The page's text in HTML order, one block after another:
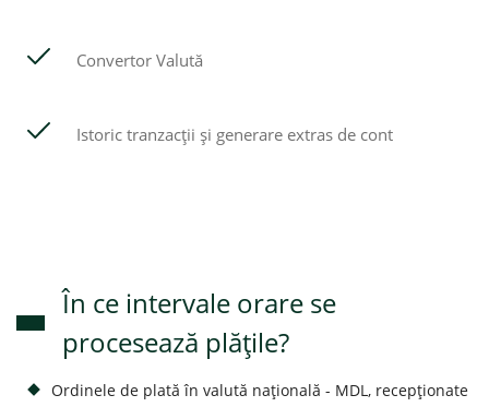
Convertor Valută
Istoric tranzacții și generare extras de cont
În ce intervale orare se
procesează plățile?
Ordinele de plată în valută națională - MDL, recepţionate